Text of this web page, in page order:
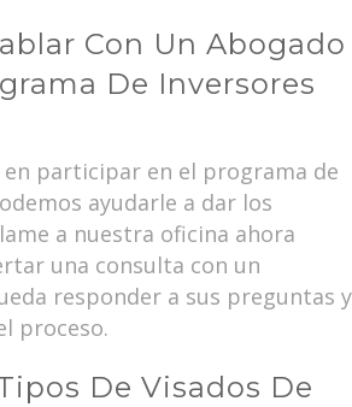
Con Un Abogado
De Inversores
participar en el programa de
ayudarle a dar los
a nuestra oficina ahora
una consulta con un
responder a sus preguntas y
proceso.
De Visados De